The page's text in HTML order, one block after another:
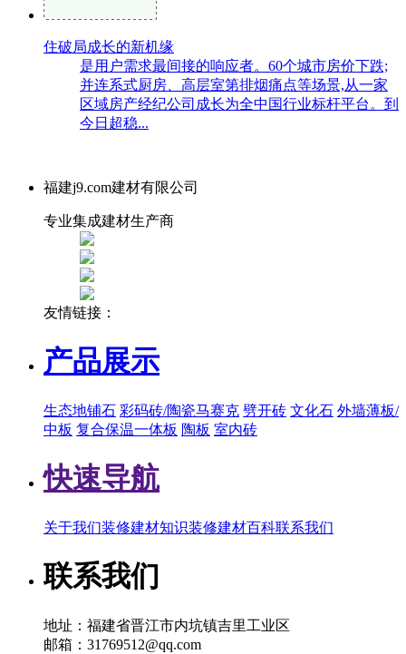
住破局成长的新机缘
是用户需求最间接的响应者。60个城市房价下跌;
并连系式厨房、高层室第排烟痛点等场景,从一家
区域房产经纪公司成长为全中国行业标杆平台。到
今日超稳...
福建j9.com建材有限公司
专业集成建材生产商
友情链接：
产品展示
生态地铺石 彩码砖/陶瓷马赛克 劈开砖 文化石 外墙薄板/
中板 复合保温一体板 陶板 室内砖
快速导航
关于我们装修建材知识装修建材百科联系我们
联系我们
地址：福建省晋江市内坑镇吉里工业区
邮箱：31769512@qq.com